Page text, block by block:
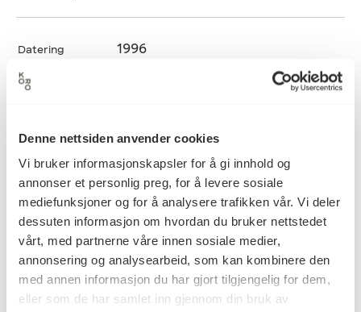
Denne nettsiden anvender cookies
Vi bruker informasjonskapsler for å gi innhold og
annonser et personlig preg, for å levere sosiale
mediefunksjoner og for å analysere trafikken vår. Vi deler
dessuten informasjon om hvordan du bruker nettstedet
vårt, med partnerne våre innen sosiale medier,
annonsering og analysearbeid, som kan kombinere den
med annen informasjon du har gjort tilgjengelig for dem,
eller som de har samlet inn gjennom din bruk av
Datering 1996
Kategori Batikk, Kunsthåndverk, Tekstil
Teknikk og
materiale
Batikk på bomullslerret